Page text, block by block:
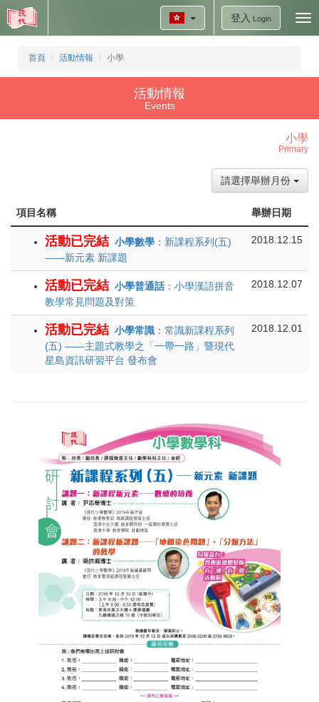
登入 Login
首頁 活動情報 小學
活動情報
Events
小學
Primary
請選擇舉辦月份
項目名稱 舉辦日期
活動已完結 小學數學 ：新課程系列(五)
——新元素 新課題
2018.12.15
活動已完結 小學普通話：小學漢語拼音
教學常見問題及對策
2018.12.07
活動已完結 小學常識 ：常識新課程系列
(五) ——主題式教學之「一帶一路」暨現代
星島資訊研習平台 發布會
2018.12.01